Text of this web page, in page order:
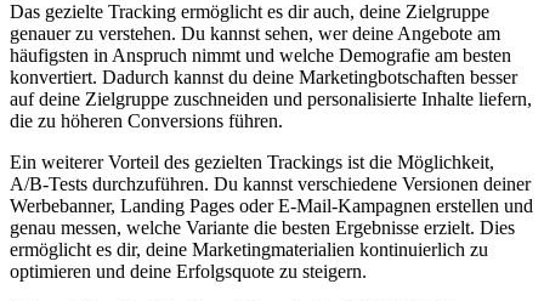
Das gezielte Tracking⁤ ermöglicht es dir⁢ auch, deine Zielgruppe
genauer zu verstehen. ⁢Du kannst sehen, wer⁤ deine Angebote am
⁢häufigsten in Anspruch⁢ nimmt und welche Demografie am besten⁢
konvertiert. ⁢Dadurch kannst du deine ​Marketingbotschaften besser
auf deine Zielgruppe zuschneiden ⁤und personalisierte Inhalte‍ liefern,
die zu⁣ höheren ‌Conversions führen.
Ein weiterer⁤ Vorteil​ des gezielten Trackings ist die ‌Möglichkeit,
A/B-Tests durchzuführen. Du​ kannst verschiedene⁣ Versionen deiner
Werbebanner, Landing Pages ​oder E-Mail-Kampagnen erstellen und
genau messen, welche Variante die besten Ergebnisse erzielt. Dies
ermöglicht‌ es dir, deine Marketingmaterialien kontinuierlich zu⁤
optimieren und‌ deine Erfolgsquote zu steigern.